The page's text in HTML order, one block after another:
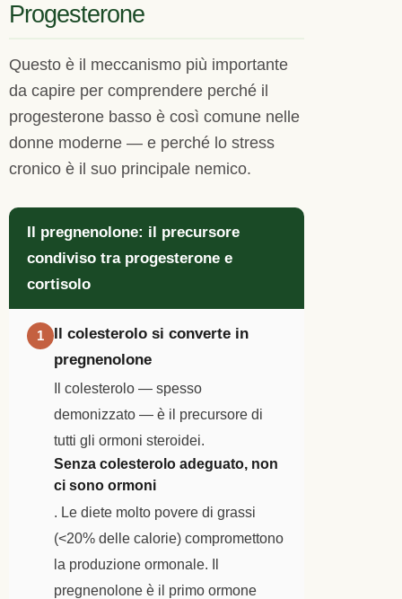
Progesterone
Questo è il meccanismo più importante
da capire per comprendere perché il
progesterone basso è così comune nelle
donne moderne — e perché lo stress
cronico è il suo principale nemico.
Il pregnenolone: il precursore
condiviso tra progesterone e
cortisolo
1
Il colesterolo si converte in
pregnenolone
Il colesterolo — spesso
demonizzato — è il precursore di
tutti gli ormoni steroidei.
Senza colesterolo adeguato, non
ci sono ormoni
. Le diete molto povere di grassi
(<20% delle calorie) compromettono
la produzione ormonale. Il
pregnenolone è il primo ormone